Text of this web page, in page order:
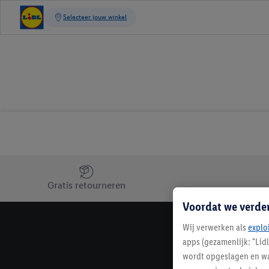
Jouw voordelen bij ons als Lidl webshop klant
Gratis retourneren
Voordat we
Wij verwerken als
apps (gezamenlijk:
wordt opgeslagen en